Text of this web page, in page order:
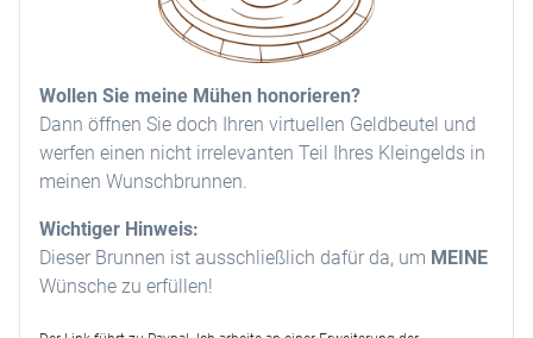
Wollen Sie meine Mühen honorieren?
Dann öffnen Sie doch Ihren virtuellen Geldbeutel und
werfen einen nicht irrelevanten Teil Ihres Kleingelds in
meinen Wunschbrunnen.
Wichtiger Hinweis:
Dieser Brunnen ist ausschließlich dafür da, um MEINE
Wünsche zu erfüllen!